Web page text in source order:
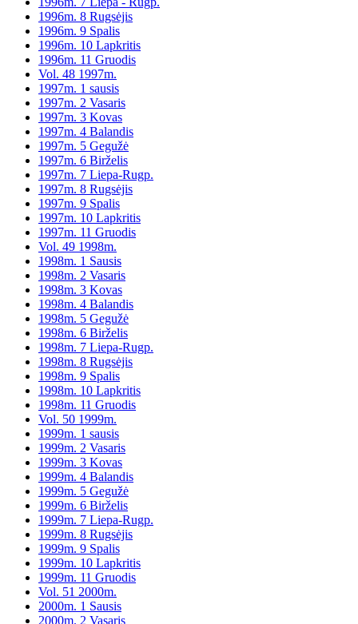
1996m. 8 Rugsėjis
1996m. 9 Spalis
1996m. 10 Lapkritis
1996m. 11 Gruodis
Vol. 48 1997m.
1997m. 1 sausis
1997m. 2 Vasaris
1997m. 3 Kovas
1997m. 4 Balandis
1997m. 5 Gegužė
1997m. 6 Birželis
1997m. 7 Liepa-Rugp.
1997m. 8 Rugsėjis
1997m. 9 Spalis
1997m. 10 Lapkritis
1997m. 11 Gruodis
Vol. 49 1998m.
1998m. 1 Sausis
1998m. 2 Vasaris
1998m. 3 Kovas
1998m. 4 Balandis
1998m. 5 Gegužė
1998m. 6 Birželis
1998m. 7 Liepa-Rugp.
1998m. 8 Rugsėjis
1998m. 9 Spalis
1998m. 10 Lapkritis
1998m. 11 Gruodis
Vol. 50 1999m.
1999m. 1 sausis
1999m. 2 Vasaris
1999m. 3 Kovas
1999m. 4 Balandis
1999m. 5 Gegužė
1999m. 6 Birželis
1999m. 7 Liepa-Rugp.
1999m. 8 Rugsėjis
1999m. 9 Spalis
1999m. 10 Lapkritis
1999m. 11 Gruodis
Vol. 51 2000m.
2000m. 1 Sausis
2000m. 2 Vasaris